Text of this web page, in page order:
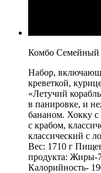
Комбо Семейный
Набор,
креветкой,
«Летучий
в панировке, и
бананом. Хокку с
с крабом,
классический с
Вес: 1710 г
продукта: Жиры-
Калорийность-